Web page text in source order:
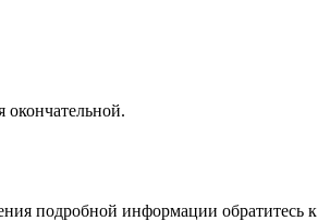
окончательной.
подробной информации обратитесь к